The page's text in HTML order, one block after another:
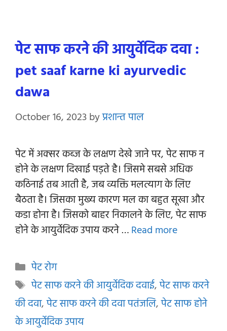
पेट साफ करने की आयुर्वेदिक दवा :
pet saaf karne ki ayurvedic
dawa
October 16, 2023byप्रशान्त पाल
पेट में अक्सर कब्ज के लक्षण देखे जाने पर, पेट साफ न
होने के लक्षण दिखाई पड़ते है। जिसमे सबसे अधिक
कठिनाई तब आती है, जब व्यक्ति मलत्याग के लिए
बैठता है। जिसका मुख्य कारण मल का बहुत सूखा और
कडा होना है। जिसको बाहर निकालने के लिए, पेट साफ
होने के आयुर्वेदिक उपाय करने …Read more
Categories
पेट रोग
Tags
पेट साफ करने की आयुर्वेदिक दवाई,पेट साफ करने
की दवा,पेट साफ करने की दवा पतंजलि,पेट साफ होने
के आयुर्वेदिक उपाय